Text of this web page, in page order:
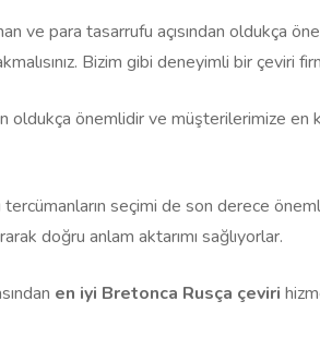
ve para tasarrufu açısından oldukça
Bizim gibi deneyimli bir
önemlidir ve müşterilerimize en
tercümanların seçimi de son derece
doğru anlam aktarımı sağlıyorlar.
en iyi Bretonca Rusça çeviri